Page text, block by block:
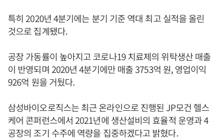
특히 2020년 4분기에는 분기 기준 역대 최고 실적을 올린
것으로 집계됐다.
공장 가동률이 높아지고 코로나19 치료제의 위탁생산 매출
이 반영되며 2020년 4분기에만 매출 3753억 원, 영업이익
926억 원을 거뒀다.
삼성바이오로직스는 최근 온라인으로 진행된 JP모건 헬스
케어 콘퍼런스에서 2021년에 생산설비의 효율적 운영과 4
공장의 조기 수주에 역량을 집중하겠다고 밝혔다.